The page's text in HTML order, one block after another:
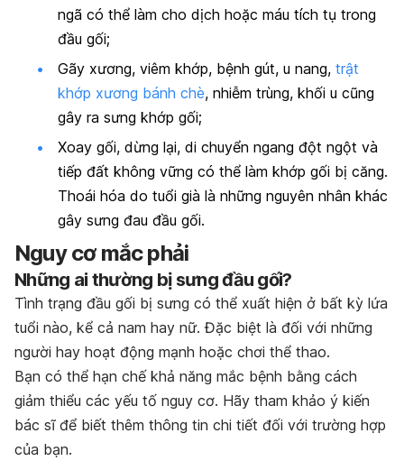
ngã có thể làm cho dịch hoặc máu tích tụ trong
đầu gối;
Gãy xương, viêm khớp, bệnh gút, u nang, trật
khớp xương bánh chè, nhiễm trùng, khối u cũng
gây ra sưng khớp gối;
Xoay gối, dừng lại, di chuyển ngang đột ngột và
tiếp đất không vững có thể làm khớp gối bị căng.
Thoái hóa do tuổi già là những nguyên nhân khác
gây sưng đau đầu gối.
Nguy cơ mắc phải
Những ai thường bị sưng đầu gối?
Tình trạng đầu gối bị sưng có thể xuất hiện ở bất kỳ lứa
tuổi nào, kể cả nam hay nữ. Đặc biệt là đối với những
người hay hoạt động mạnh hoặc chơi thể thao.
Bạn có thể hạn chế khả năng mắc bệnh bằng cách
giảm thiểu các yếu tố nguy cơ. Hãy tham khảo ý kiến
bác sĩ để biết thêm thông tin chi tiết đối với trường hợp
của bạn.